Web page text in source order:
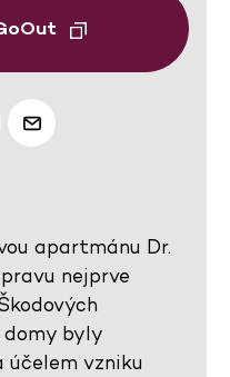
apartmánu Dr.
nejprve
domy byly
účelem vzniku